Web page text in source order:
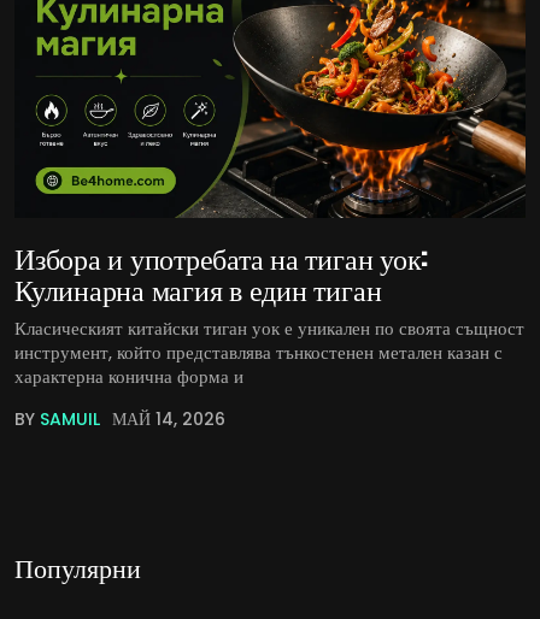
Избора и употребата на тиган уок:
Кулинарна магия в един тиган
Класическият китайски тиган уок е уникален по своята същност
инструмент, който представлява тънкостенен метален казан с
характерна конична форма и
BY SAMUIL МАЙ 14, 2026
Популярни